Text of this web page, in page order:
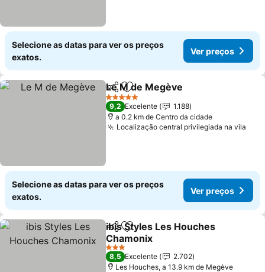
Selecione as datas para ver os preços
exatos.
Ver preços
PartilharAdicionar aos favoritos
Le M de Megève
5 Estrelas
9,2 Excelente
1.188
a 0.2 km de Centro da cidade
Localização central privilegiada na vila
Selecione as datas para ver os preços
exatos.
Ver preços
PartilharAdicionar aos favoritos
ibis Styles Les Houches
Chamonix
3 Estrelas
8,5 Excelente
2.702
Les Houches, a 13.9 km de Megève